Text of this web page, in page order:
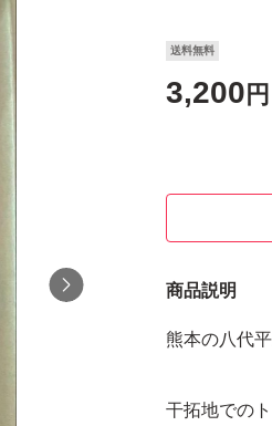
送料無料
3,200 円
商品説明
熊本の八代
干拓地での